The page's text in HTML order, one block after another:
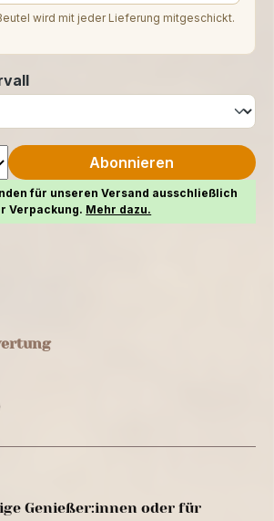
wird mit jeder Lieferung mitgeschickt.
Abonnieren
für unseren Versand ausschließlich
Verpackung. Mehr dazu.
Genießer:innen oder für